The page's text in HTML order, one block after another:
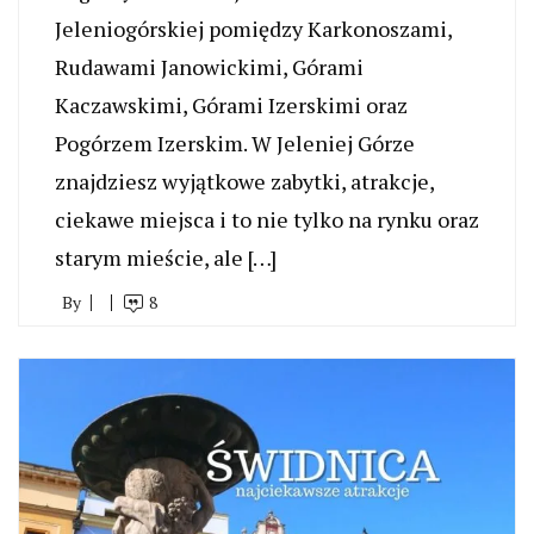
Jeleniogórskiej pomiędzy Karkonoszami,
Rudawami Janowickimi, Górami
Kaczawskimi, Górami Izerskimi oraz
Pogórzem Izerskim. W Jeleniej Górze
znajdziesz wyjątkowe zabytki, atrakcje,
ciekawe miejsca i to nie tylko na rynku oraz
starym mieście, ale […]
By 8